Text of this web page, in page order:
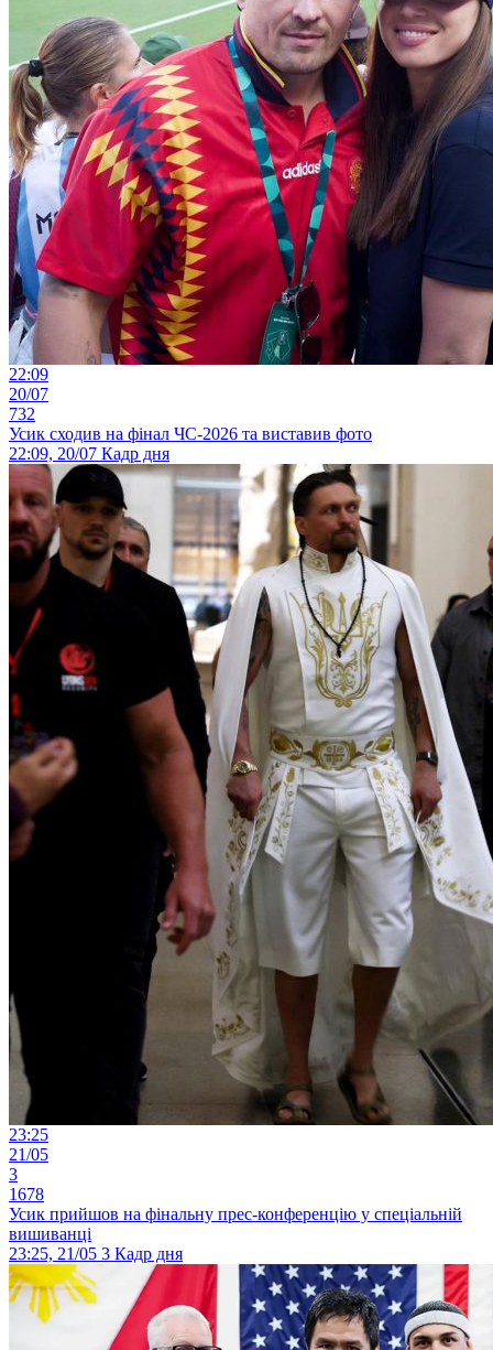
22:09
20/07
732
Усик сходив на фінал ЧС-2026 та виставив фото
22:09, 20/07 Кадр дня
23:25
21/05
3
1678
Усик прийшов на фінальну прес-конференцію у спеціальній
вишиванці
23:25, 21/05 3 Кадр дня